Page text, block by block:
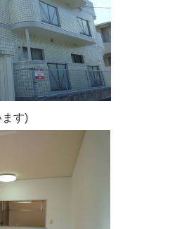
す)